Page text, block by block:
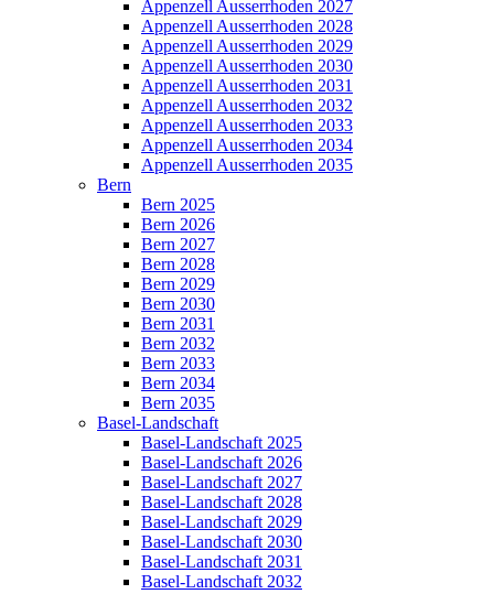
Appenzell Ausserrhoden 2027
Appenzell Ausserrhoden 2028
Appenzell Ausserrhoden 2029
Appenzell Ausserrhoden 2030
Appenzell Ausserrhoden 2031
Appenzell Ausserrhoden 2032
Appenzell Ausserrhoden 2033
Appenzell Ausserrhoden 2034
Appenzell Ausserrhoden 2035
Bern
Bern 2025
Bern 2026
Bern 2027
Bern 2028
Bern 2029
Bern 2030
Bern 2031
Bern 2032
Bern 2033
Bern 2034
Bern 2035
Basel-Landschaft
Basel-Landschaft 2025
Basel-Landschaft 2026
Basel-Landschaft 2027
Basel-Landschaft 2028
Basel-Landschaft 2029
Basel-Landschaft 2030
Basel-Landschaft 2031
Basel-Landschaft 2032